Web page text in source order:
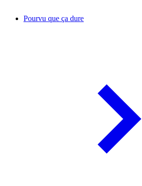
Pourvu que ça dure